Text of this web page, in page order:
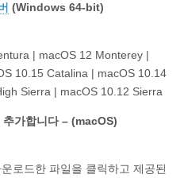
(Windows 64-bit)
| macOS 12 Monterey |
10.15 Catalina | macOS 10.14
Sierra | macOS 10.12 Sierra
가합니다 – (macOS)
로드한 파일을 클릭하고 제공된